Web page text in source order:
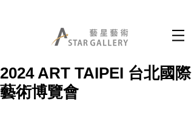
2024 ART TAIPEI 台北國際
藝術博覽會